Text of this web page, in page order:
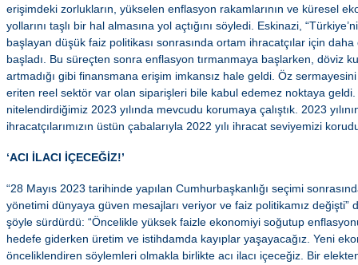
erişimdeki zorlukların, yükselen enflasyon rakamlarının ve küresel
yollarını taşlı bir hal almasına yol açtığını söyledi. Eskinazi,
başlayan düşük faiz politikası sonrasında ortam ihracatçılar için
başladı. Bu süreçten sonra enflasyon tırmanmaya başlarken, döviz
artmadığı gibi finansmana erişim imkansız hale geldi. Öz
eriten reel sektör var olan siparişleri bile kabul edemez noktaya geldi.
nitelendirdiğimiz 2023 yılında mevcudu korumaya çalıştık. 2023
ihracatçılarımızın üstün çabalarıyla 2022 yılı ihracat seviyemizi
‘ACI İLACI İÇECEĞİZ!’
“28 Mayıs 2023 tarihinde yapılan Cumhurbaşkanlığı seçimi
yönetimi dünyaya güven mesajları veriyor ve faiz politikamız değişti”
şöyle sürdürdü: “Öncelikle yüksek faizle ekonomiyi soğutup
hedefe giderken üretim ve istihdamda kayıplar yaşayacağız. Yeni
önceliklendiren söylemleri olmakla birlikte acı ilacı içeceğiz. Bir